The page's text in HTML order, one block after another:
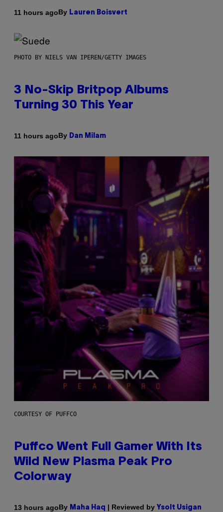
11 hours agoBy Lauren Boisvert
PHOTO BY NIELS VAN IPEREN/GETTY IMAGES
3 No-Skip Britpop Albums
Turning 30 This Year
11 hours agoBy Dan Milam
COURTESY OF PUFFCO
Puffco Went Full Gamer With Its
Wild New Plasma Peak Pro
Colorway
13 hours agoBy Maha Haq | Reviewed by Ysolt Usigan